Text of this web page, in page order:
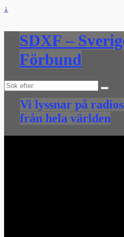
↓
SDXF –
Förbund
Sök
efter:
Vi lyssnar på
från hela världen